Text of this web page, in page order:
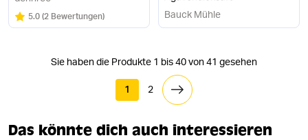
Bewertung:
5.0/5
(2 Bewertungen) Bauck Mühle
Sie haben die Produkte 1 bis 40 von 41 gesehen
1 2
Das könnte dich auch interessieren